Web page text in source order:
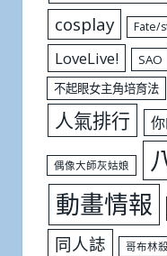
cosplay Fate/
LoveLive! SAO
不起眼女主角培育法
人氣排行
偶像大師灰姑娘
動畫情報
同人誌 哥布林